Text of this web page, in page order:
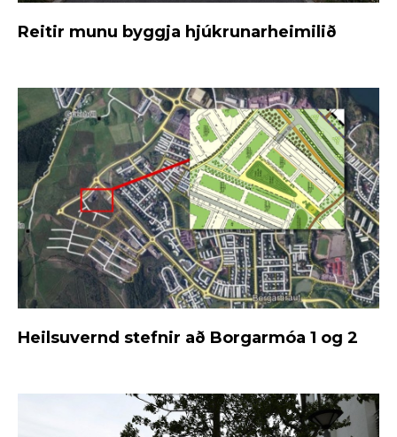
Reitir munu byggja hjúkrunarheimilið
Heilsuvernd stefnir að Borgarmóa 1 og 2